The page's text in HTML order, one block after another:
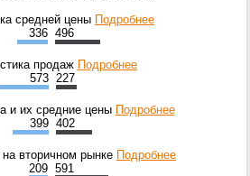
средней цены Подробнее
336 496
продаж Подробнее
573 227
и их средние цены Подробнее
399 402
вторичном рынке Подробнее
209 591